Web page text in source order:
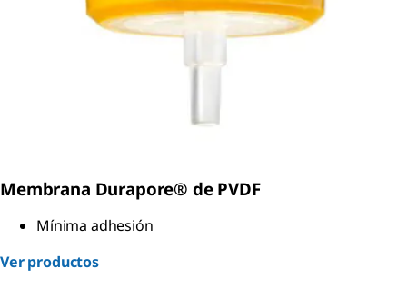
Membrana Durapore® de PVDF
Mínima adhesión
Ver productos